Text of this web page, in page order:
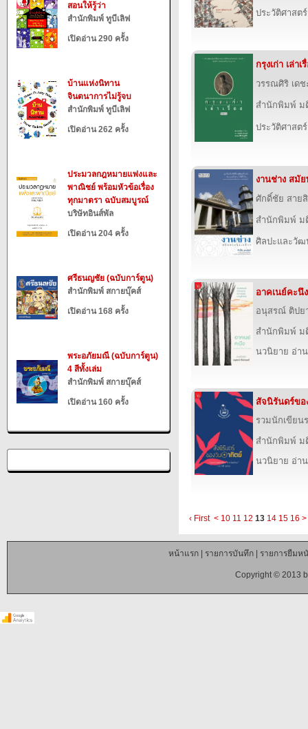
สอนให้รู้ว่า
สำนักพิมพ์ ทูบีเลิฟ
เปิดอ่าน 290 ครั้ง
บ้านแห่งนิทาน
จินตนาการไม่รู้จบ
สำนักพิมพ์ ทูบีเลิฟ
เปิดอ่าน 262 ครั้ง
ประมวลกฎหมายแพ่งและ
พาณิชย์ พร้อมหัวข้อเรื่อง
ทุกมาตรา ฉบับสมบูรณ์
บริษัทอินส์พัล
เปิดอ่าน 204 ครั้ง
ศรีธนญชัย (ฉบับการ์ตูน)
สำนักพิมพ์ สกายบุ๊คส์
เปิดอ่าน 168 ครั้ง
พระอภัยมณี (ฉบับการ์ตูน)
4 สีทั้งเล่ม
สำนักพิมพ์ สกายบุ๊คส์
เปิดอ่าน 160 ครั้ง
ประวัติศาสต
กรุงเก่า เล่าเ
วรรณศิริ เด
สำนักพิมพ์ ม
ประวัติศาสต
งานช่าง สมัย
ศักดิ์ชัย สาย
สำนักพิมพ์ ม
ศิลปะและวัฒ
อาคเนย์คะนึง
อนุสรณ์ ติปย
สำนักพิมพ์ ม
นวนิยาย อ่า
สัจนิรันดร์ขอ
รวมนักเขียน
สำนักพิมพ์ ม
นวนิยาย อ่า
‹ First < 10 11 12 13 14 15 16 >
หน้าแรก| รายการบันทึก| รายการยืมห
Copyright © 2013